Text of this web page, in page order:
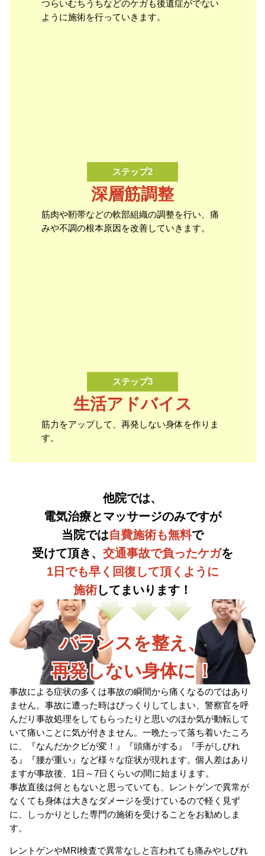
つらいむちうちなどのケガも後遺症がでない
ように施術を行っていきます。
ステップ2
深層筋調整
筋肉や靭帯などの軟部組織の調整を行い、痛
みや不調の根本原因を改善していきます。
ステップ3
生活アドバイス
筋力をアップして、再発しない身体を作りま
す。
他院では、
電気治療とマッサージのみですが
当院では自費施術も無料で
受けて頂き、 交通事故で負ったケガを
1日でも早く回復して頂くように
施術してまいります！
バランスを整え、
再発しない身体に！
事故による症状の多くは事故の瞬間から痛くなるのではあり
ません。事故に遭った時はびっくりしてしまい、警察官を呼
んだり事故処理をしてもらったりと思いのほか気が動転して
いて痛いことに気が付きません。一晩たって落ち着いたころ
に、『なんだかクビが変！』『頭痛がする』『手がしびれ
る』『腰が重い』など様々な症状が現れます。個人差はあり
ますが事故後、1日～7日くらいの間に始まります。
事故直後は何ともないと思っていても、レントゲンで異常が
なくても身体は大きなダメージを受けているので軽く見ず
に、しっかりとした専門の施術を受けることをお勧めしま
す。
レントゲンやMRI検査で異常なしと言われても痛みやしびれ